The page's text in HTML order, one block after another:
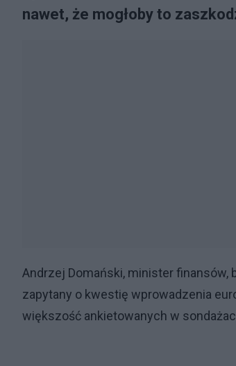
nawet, że mogłoby to
Andrzej Domański, minister finansów,
zapytany o kwestię wprowadzenia
większość ankietowanych w